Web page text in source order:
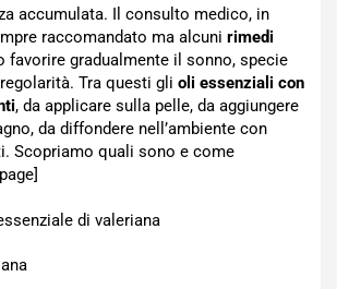
accumulata. Il consulto medico, in
raccomandato ma alcuni rimedi
favorire gradualmente il sonno, specie
Tra questi gli oli essenziali con
, da applicare sulla pelle, da aggiungere
da diffondere nell’ambiente con
Scopriamo quali sono e come
di valeriana